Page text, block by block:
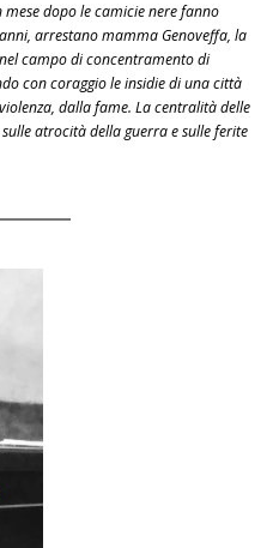
dopo le camicie nere fanno
arrestano mamma Genoveffa, la
campo di concentramento di
con coraggio le insidie di una città
dalla fame. La centralità delle
atrocità della guerra e sulle ferite